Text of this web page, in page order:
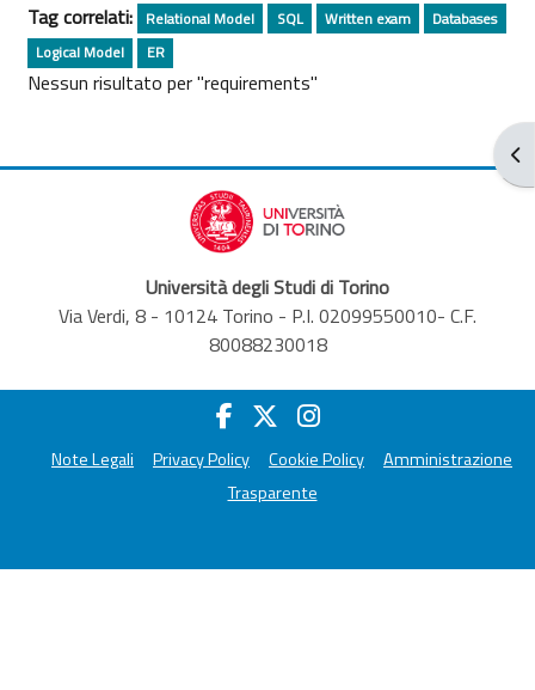
Tag correlati: Relational Model SQL Written exam
Databases
Logical Model
ER
Nessun risultato per "requirements"
Università degli Studi di Torino
Via Verdi, 8 - 10124 Torino - P.I. 02099550010- C.F.
80088230018
Note Legali Privacy Policy Cookie Policy
Amministrazione
Trasparente